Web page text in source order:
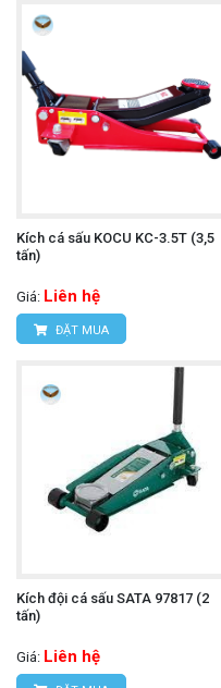
Kích cá sấu KOCU KC-3.5T (3,5
tấn)
Giá: Liên hệ
ĐẶT MUA
Kích đội cá sấu SATA 97817 (2
tấn)
Giá: Liên hệ